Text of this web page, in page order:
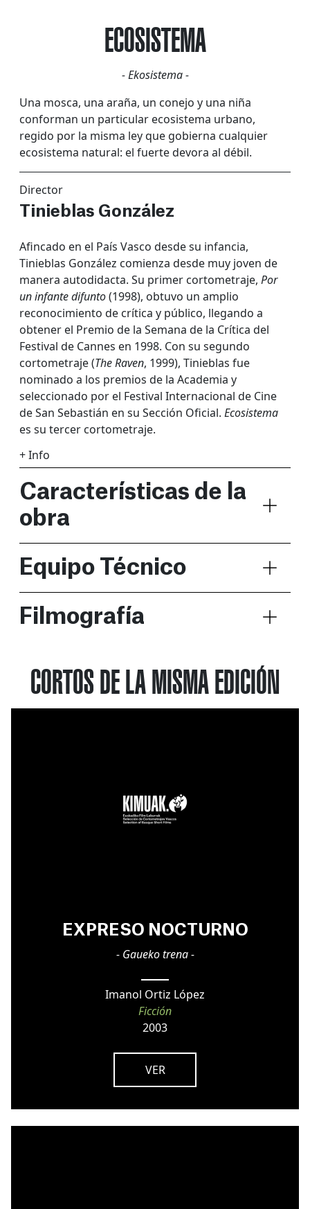
ECOSISTEMA
- Ekosistema -
Una mosca, una araña, un conejo y una niña
conforman un particular ecosistema urbano,
regido por la misma ley que gobierna cualquier
ecosistema natural: el fuerte devora al débil.
Director
Tinieblas González
Afincado en el País Vasco desde su infancia,
Tinieblas González comienza desde muy joven de
manera autodidacta. Su primer cortometraje, Por
un infante difunto(1998), obtuvo un amplio
reconocimiento de crítica y público, llegando a
obtener el Premio de la Semana de la Crítica del
Festival de Cannes en 1998. Con su segundo
cortometraje (The Raven, 1999), Tinieblas fue
nominado a los premios de la Academia y
seleccionado por el Festival Internacional de Cine
de San Sebastián en su Sección Oficial. Ecosistema
es su tercer cortometraje.
+ Info
Características de la
obra
Equipo Técnico
Filmografía
CORTOS DE LA MISMA EDICIÓN
EXPRESO NOCTURNO
- Gaueko trena -
Imanol Ortiz López
Ficción
2003
VER